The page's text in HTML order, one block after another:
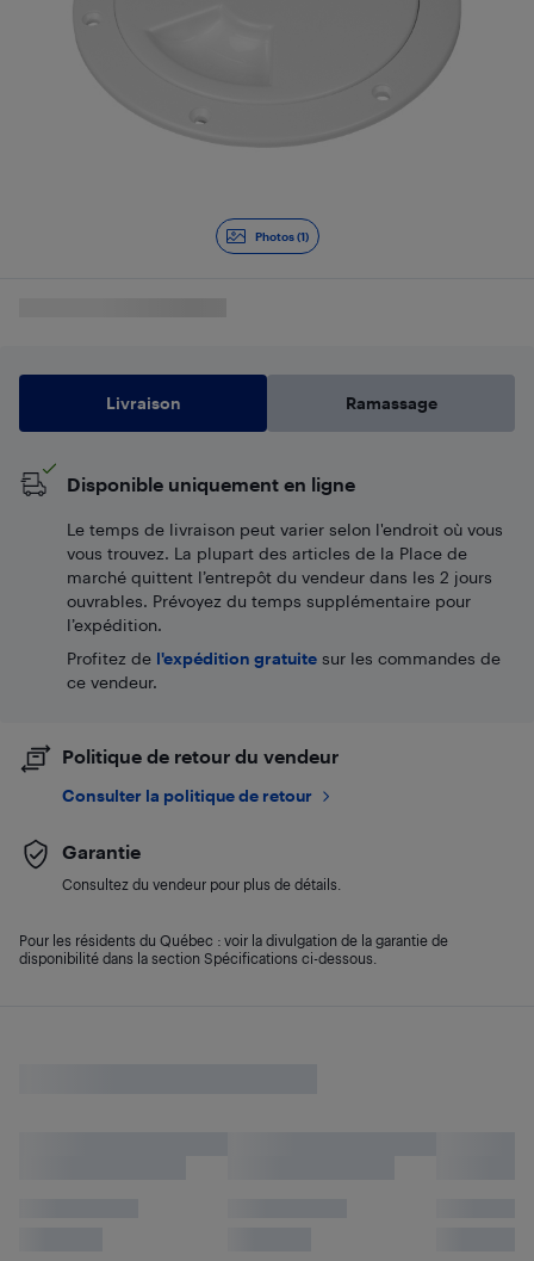
Photos (1)
Livraison Ramassage
Disponible uniquement en ligne
Le temps de livraison peut varier selon l'endroit où vous
vous trouvez. La plupart des articles de la Place de
marché quittent l’entrepôt du vendeur dans les 2 jours
ouvrables. Prévoyez du temps supplémentaire pour
l’expédition.
Profitez de l'expédition gratuite sur les commandes de
ce vendeur.
Politique de retour du vendeur
Consulter la politique de retour
Garantie
Consultez du vendeur pour plus de détails.
Pour les résidents du Québec : voir la divulgation de la garantie de
disponibilité dans la section Spécifications ci-dessous.